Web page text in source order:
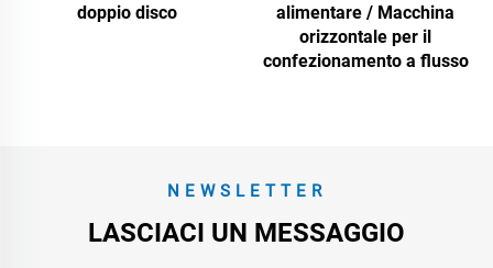
doppio disco
alimentare / Macchina
orizzontale per il
confezionamento a flusso
NEWSLETTER
LASCIACI UN MESSAGGIO